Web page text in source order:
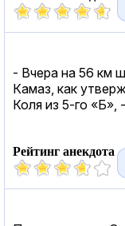
- Вчера на 56 км
Камаз, как
Коля из 5-го
Рейтинг анекдота